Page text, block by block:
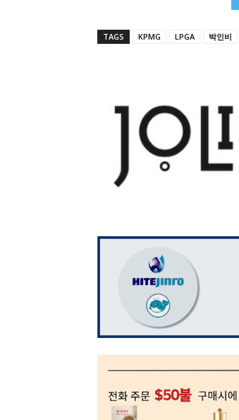
TAGS KPMG LPGA 박인비